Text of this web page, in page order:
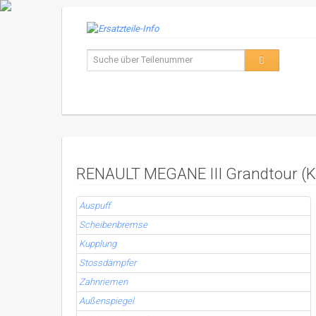
RENAULT MEGANE III Grandtour
Auspuff
Scheibenbremse
Kupplung
Stossdämpfer
Zahnriemen
Außenspiegel